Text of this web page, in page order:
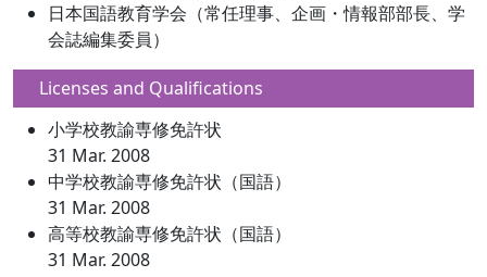
日本国語教育学会（常任理事、企画・情報部部長、学
会誌編集委員）
Licenses and Qualifications
小学校教諭専修免許状
31 Mar. 2008
中学校教諭専修免許状（国語）
31 Mar. 2008
高等校教諭専修免許状（国語）
31 Mar. 2008